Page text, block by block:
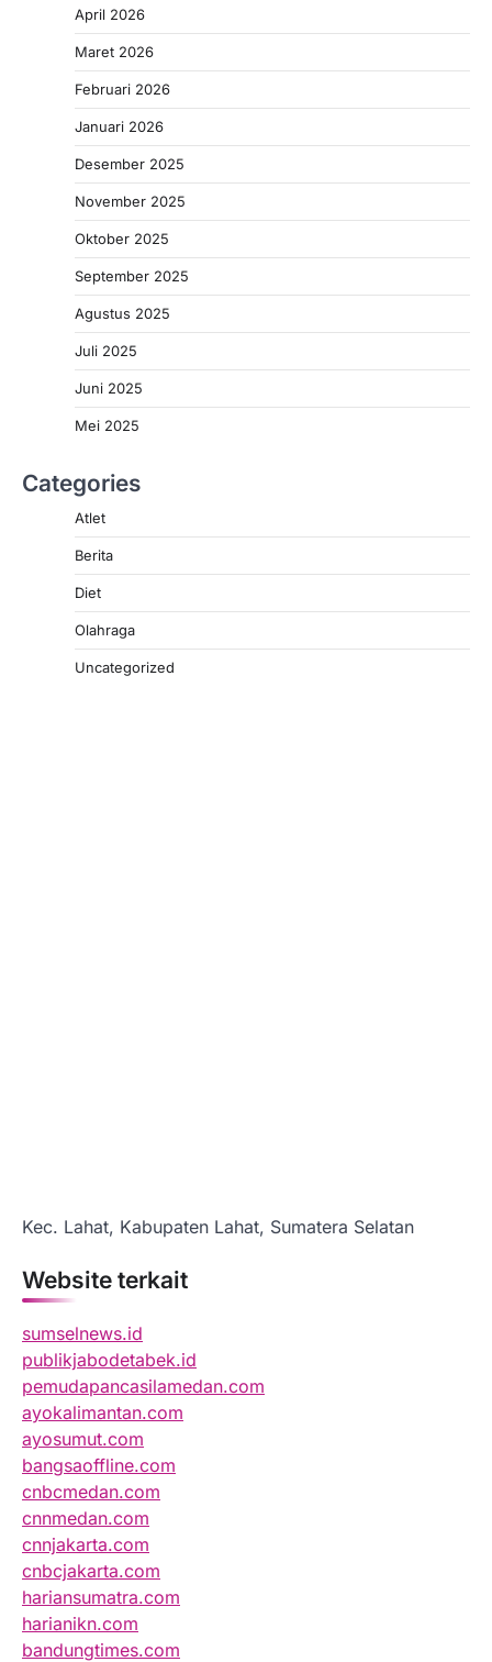
April 2026
Maret 2026
Februari 2026
Januari 2026
Desember 2025
November 2025
Oktober 2025
September 2025
Agustus 2025
Juli 2025
Juni 2025
Mei 2025
Categories
Atlet
Berita
Diet
Olahraga
Uncategorized
Kec. Lahat, Kabupaten Lahat, Sumatera Selatan
Website terkait
sumselnews.id
publikjabodetabek.id
pemudapancasilamedan.com
ayokalimantan.com
ayosumut.com
bangsaoffline.com
cnbcmedan.com
cnnmedan.com
cnnjakarta.com
cnbcjakarta.com
hariansumatra.com
harianikn.com
bandungtimes.com